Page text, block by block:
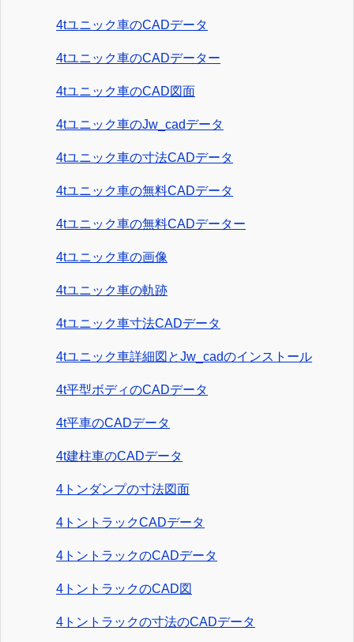
4tユニック車のCADデータ
4tユニック車のCADデーター
4tユニック車のCAD図面
4tユニック車のJw_cadデータ
4tユニック車の寸法CADデータ
4tユニック車の無料CADデータ
4tユニック車の無料CADデーター
4tユニック車の画像
4tユニック車の軌跡
4tユニック車寸法CADデータ
4tユニック車詳細図とJw_cadのインストール
4t平型ボディのCADデータ
4t平車のCADデータ
4t建柱車のCADデータ
4トンダンプの寸法図面
4トントラックCADデータ
4トントラックのCADデータ
4トントラックのCAD図
4トントラックの寸法のCADデータ